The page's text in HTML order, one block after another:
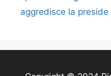
aggredisce la